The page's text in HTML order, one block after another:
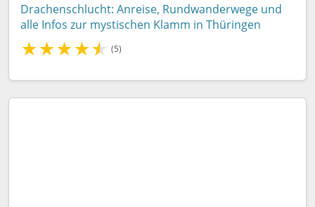
Drachenschlucht: Anreise, Rundwanderwege und
alle Infos zur mystischen Klamm in Thüringen
★★★★★ (5)